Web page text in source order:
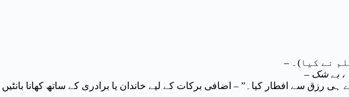
نے کیا)۔
– ، بے شک
ہی رزق سے افطار کیا۔” – اضافی برکات کے لیے خاندان یا برادری کے ساتھ کھانا بانٹیں۔